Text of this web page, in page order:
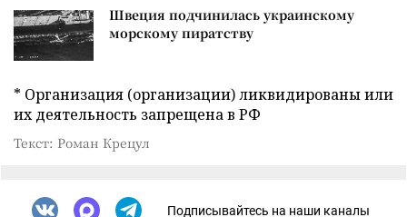
Швеция подчинилась украинскому
морскому пиратству
* Организация (организации) ликвидированы или
их деятельность запрещена в РФ
Текст: Роман Крецул
Подписывайтесь на наши каналы